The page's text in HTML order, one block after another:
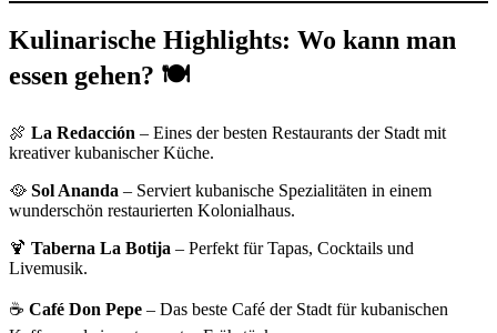
Kulinarische Highlights: Wo kann man
essen gehen? 🍽
🍖 La Redacción – Eines der besten Restaurants der Stadt mit
kreativer kubanischer Küche.
🥘 Sol Ananda – Serviert kubanische Spezialitäten in einem
wunderschön restaurierten Kolonialhaus.
🍹 Taberna La Botija – Perfekt für Tapas, Cocktails und
Livemusik.
☕ Café Don Pepe – Das beste Café der Stadt für kubanischen